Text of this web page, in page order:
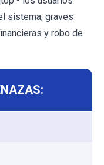
sistema, graves
y robo de